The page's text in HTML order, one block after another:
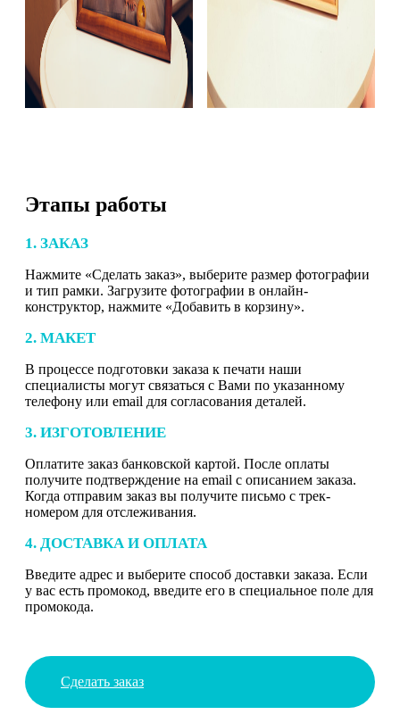
Этапы работы
1. ЗАКАЗ
Нажмите «Сделать заказ», выберите размер фотографии
и тип рамки. Загрузите фотографии в онлайн-
конструктор, нажмите «Добавить в корзину».
2. МАКЕТ
В процессе подготовки заказа к печати наши
специалисты могут связаться с Вами по указанному
телефону или email для согласования деталей.
3. ИЗГОТОВЛЕНИЕ
Оплатите заказ банковской картой. После оплаты
получите подтверждение на email с описанием заказа.
Когда отправим заказ вы получите письмо с трек-
номером для отслеживания.
4. ДОСТАВКА И ОПЛАТА
Введите адрес и выберите способ доставки заказа. Если
у вас есть промокод, введите его в специальное поле для
промокода.
Сделать заказ